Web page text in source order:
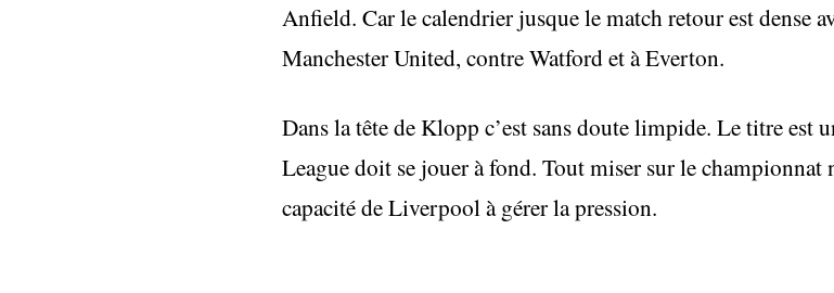
Anfield. Car le calendrier jusque le match retour est dense
Manchester United, contre Watford et à Everton.
Dans la tête de Klopp c’est sans doute limpide. Le titre est
League doit se jouer à fond. Tout miser sur le championnat
capacité de Liverpool à gérer la pression.